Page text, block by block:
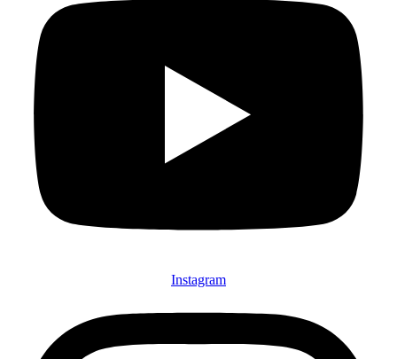
Instagram